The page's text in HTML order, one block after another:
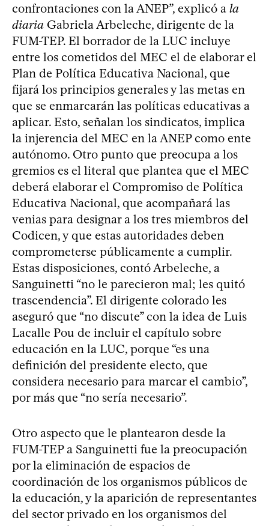
confrontaciones con la ANEP”, explicó a la
diaria Gabriela Arbeleche, dirigente de la
FUM-TEP. El borrador de la LUC incluye
entre los cometidos del MEC el de elaborar el
Plan de Política Educativa Nacional, que
fijará los principios generales y las metas en
que se enmarcarán las políticas educativas a
aplicar. Esto, señalan los sindicatos, implica
la injerencia del MEC en la ANEP como ente
autónomo. Otro punto que preocupa a los
gremios es el literal que plantea que el MEC
deberá elaborar el Compromiso de Política
Educativa Nacional, que acompañará las
venias para designar a los tres miembros del
Codicen, y que estas autoridades deben
comprometerse públicamente a cumplir.
Estas disposiciones, contó Arbeleche, a
Sanguinetti “no le parecieron mal; les quitó
trascendencia”. El dirigente colorado les
aseguró que “no discute” con la idea de Luis
Lacalle Pou de incluir el capítulo sobre
educación en la LUC, porque “es una
definición del presidente electo, que
considera necesario para marcar el cambio”,
por más que “no sería necesario”.
Otro aspecto que le plantearon desde la
FUM-TEP a Sanguinetti fue la preocupación
por la eliminación de espacios de
coordinación de los organismos públicos de
la educación, y la aparición de representantes
del sector privado en los organismos del